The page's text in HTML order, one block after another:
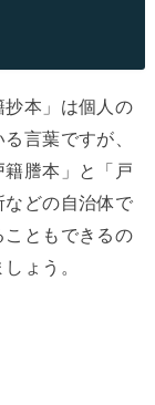
抄本」は個人の
言葉ですが、
謄本」と「戸
どの自治体で
ともできるの
ょう。